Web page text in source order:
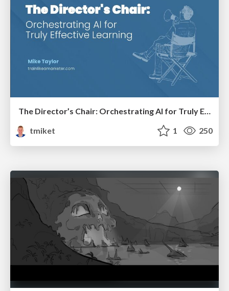
The Director’s Chair: Orchestrating AI for Truly Effective Learning
tmiket
1 250